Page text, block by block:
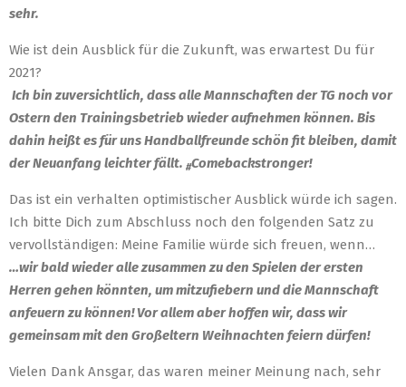
sehr.
Wie ist dein Ausblick für die Zukunft, was erwartest Du für
2021?
Ich bin zuversichtlich, dass alle Mannschaften der TG noch vor
Ostern den Trainingsbetrieb wieder aufnehmen können. Bis
dahin heißt es für uns Handballfreunde schön fit bleiben, damit
der Neuanfang leichter fällt. #Comebackstronger!
Das ist ein verhalten optimistischer Ausblick würde ich sagen.
Ich bitte Dich zum Abschluss noch den folgenden Satz zu
vervollständigen: Meine Familie würde sich freuen, wenn…
…wir bald wieder alle zusammen zu den Spielen der ersten
Herren gehen könnten, um mitzufiebern und die Mannschaft
anfeuern zu können! Vor allem aber hoffen wir, dass wir
gemeinsam mit den Großeltern Weihnachten feiern dürfen!
Vielen Dank Ansgar, das waren meiner Meinung nach, sehr